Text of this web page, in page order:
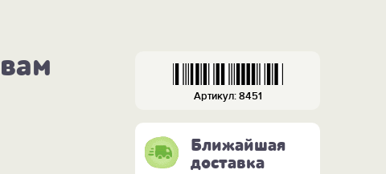
Артикул: 8451
Ближайшая
доставка